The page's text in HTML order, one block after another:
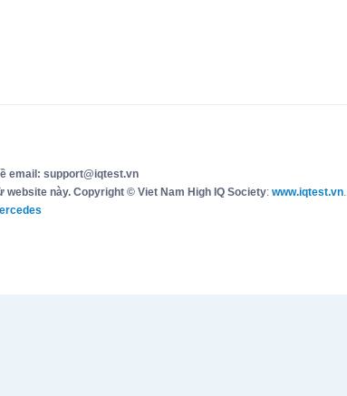
email: support@iqtest.vn
website này. Copyright © Viet Nam High IQ Society: www.iqtest.vn.